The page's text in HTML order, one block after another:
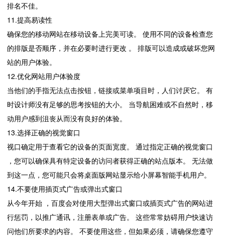
排名不佳。
11.提高易读性
确保您的移动网站在移动设备上完美可读。 使用不同的设备检查您
的排版是否顺序，并在必要时进行更改 。 排版可以造成或破坏您网
站的用户体验。
12.优化网站用户体验度
当他们的手指无法点击按钮，链接或菜单项目时，人们讨厌它。 有
时设计师没有足够的思考按钮的大小。 当导航困难或不自然时，移
动用户感到沮丧从而没有良好的体验。
13.选择正确的视觉窗口
视口确定用于查看它的设备的页面宽度。 通过指定正确的视觉窗口
，您可以确保具有特定设备的访问者获得正确的站点版本。 无法做
到这一点，您可能只会将桌面版网站显示给小屏幕智能手机用户。
14.不要使用插页式广告或弹出式窗口
从今年开始 ，百度会对使用大型弹出式窗口或插页式广告的网站进
行惩罚，以推广通讯，注册表单或广告。 这些常常妨碍用户快速访
问他们所要求的内容。 不要使用这些，但如果必须，请确保您遵守